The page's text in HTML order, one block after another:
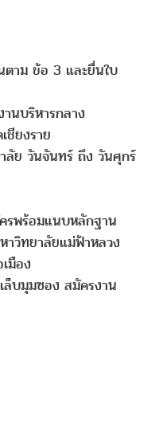
ตาม ข้อ 3 และยื่นใบ
นบริหารกลาง
ชียงราย
ลัย วันจันทร์ ถึง วันศุกร์
รพร้อมแนบหลักฐาน
าวิทยาลัยแม่ฟ้าหลวง
มือง
ล็บมุมซอง สมัครงาน